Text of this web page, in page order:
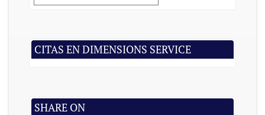
CITAS EN DIMENSIONS SERVICE
SHARE ON